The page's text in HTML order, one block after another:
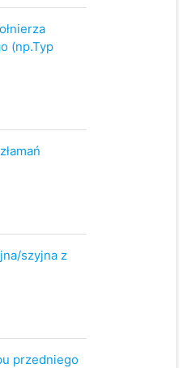
(np.Typ
szyjna z
przedniego